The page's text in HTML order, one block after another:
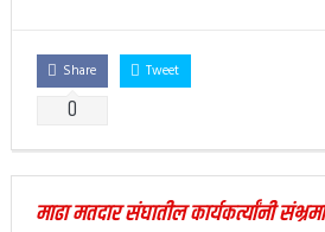
Share
0
Tweet
माढा मतदार संघातील कार्यकर्त्यांनी